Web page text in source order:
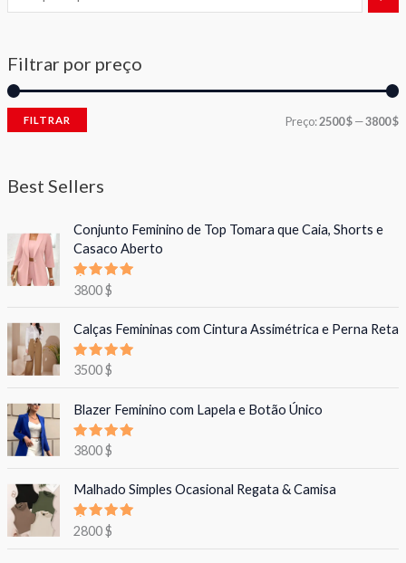
Filtrar por preço
FILTRAR Preço:2500 $—3800 $
Best Sellers
Conjunto Feminino de Top Tomara que Caia, Shorts e
Casaco Aberto
Avaliação
de 5
3800$
Calças Femininas com Cintura Assimétrica e Perna Reta
Avaliação
de 5
3500$
Blazer Feminino com Lapela e Botão Único
Avaliação
de 5
3800$
Malhado Simples Ocasional Regata & Camisa
Avaliação
de 5
2800$